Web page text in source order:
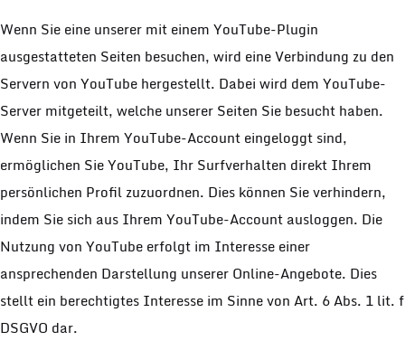
Wenn Sie eine unserer mit einem YouTube-Plugin
ausgestatteten Seiten besuchen, wird eine Verbindung zu den
Servern von YouTube hergestellt. Dabei wird dem YouTube-
Server mitgeteilt, welche unserer Seiten Sie besucht haben.
Wenn Sie in Ihrem YouTube-Account eingeloggt sind,
ermöglichen Sie YouTube, Ihr Surfverhalten direkt Ihrem
persönlichen Profil zuzuordnen. Dies können Sie verhindern,
indem Sie sich aus Ihrem YouTube-Account ausloggen. Die
Nutzung von YouTube erfolgt im Interesse einer
ansprechenden Darstellung unserer Online-Angebote. Dies
stellt ein berechtigtes Interesse im Sinne von Art. 6 Abs. 1 lit. f
DSGVO dar.